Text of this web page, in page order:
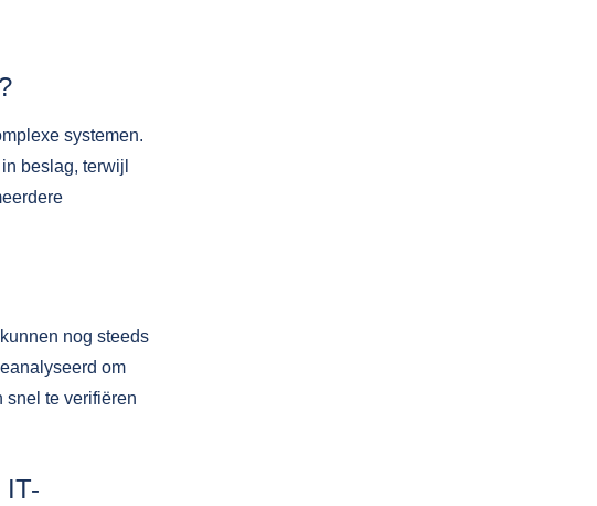
systemen.
beslag, terwijl
nog steeds
om
snel te verifiëren
IT-